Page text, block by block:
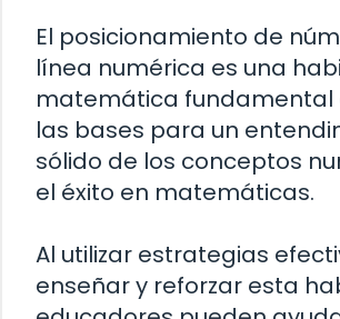
El posicionamiento de
línea numérica es una
matemática fundamental
las bases para un
sólido de los conceptos
el éxito en matemáticas.
Al utilizar estrategias
enseñar y reforzar esta